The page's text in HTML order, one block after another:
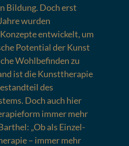
Bildung. Doch erst
wurden
entwickelt, um
Potential der Kunst
Wohlbefinden zu
ist die Kunsttherapie
des
Doch auch hier
immer mehr
„Ob als Einzel-
– immer mehr